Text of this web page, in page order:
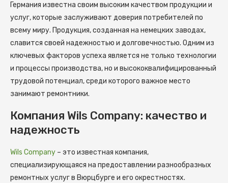
Германия известна своим высоким качеством продукции и
услуг, которые заслуживают доверия потребителей по
всему миру. Продукция, созданная на немецких заводах,
славится своей надежностью и долговечностью. Одним из
ключевых факторов успеха является не только технологии
и процессы производства, но и высококвалифицированный
трудовой потенциал, среди которого важное место
занимают ремонтники.
Компания Wils Company: качество и
надежность
Wils Company – это известная компания,
специализирующаяся на предоставлении разнообразных
ремонтных услуг в Вюрцбурге и его окрестностях.